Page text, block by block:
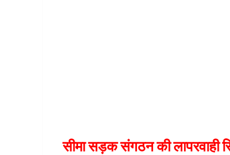
सीमा सड़क संगठन की लापरवाही